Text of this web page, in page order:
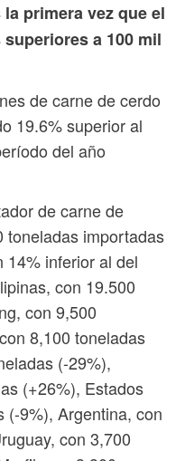
primera vez que el
a 100 mil
de carne de cerdo
19.6% superior al
del año
de carne de
toneladas importadas
14% inferior al del
con 19.500
con 9,500
8,100 toneladas
(-29%),
(+26%), Estados
(-9%), Argentina, con
con 3,700